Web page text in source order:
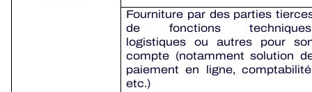
Fourniture par des parties
de fonctions
logistiques ou autres pour
compte (notamment solution
paiement en ligne,
etc.)